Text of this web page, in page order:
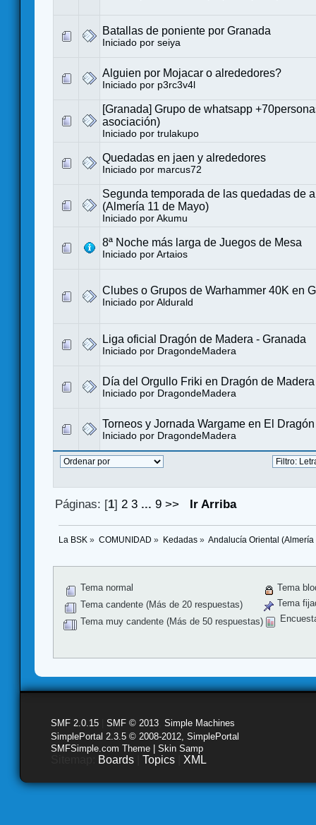
Batallas de poniente por Granada
Iniciado por seiya
Alguien por Mojacar o alrededores?
Iniciado por p3rc3v4l
[Granada] Grupo de whatsapp
asociación)
Iniciado por trulakupo
Quedadas en jaen y alrededores
Iniciado por marcus72
Segunda temporada de las quedadas de
(Almería 11 de Mayo)
Iniciado por Akumu
8ª Noche más larga de Juegos de Mesa
Iniciado por Artaios
Clubes o Grupos de Warhammer 40K en
Iniciado por Aldurald
Liga oficial Dragón de Madera - Granada
Iniciado por DragondeMadera
Día del Orgullo Friki en Dragón de Madera
Iniciado por DragondeMadera
Torneos y Jornada Wargame en El
Iniciado por DragondeMadera
Páginas: [1] 2 3 ...9 >> Ir Arriba
La BSK » COMUNIDAD » Kedadas» Andalucía Oriental (Almería
Tema normal
Tema candente (Más de 20 respuestas)
Tema muy candente (Más de 50 respuestas)
Tema
Tema
SMF 2.0.15 SMF © 2013 Simple Machines
SimplePortal 2.3.5 © 2008-2012, SimplePortal
SMFSimple.com Theme | Skin Samp
Boards Topics XML